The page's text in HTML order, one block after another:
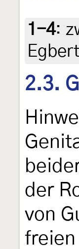
1-4:
2.3.
der
von
freien